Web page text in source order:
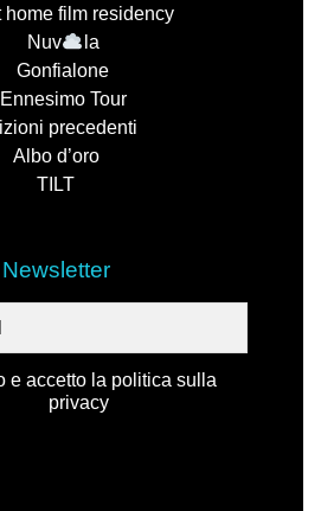
home film residency
Nuv
la
Gonfialone
Ennesimo Tour
precedenti
Albo d’oro
TILT
Newsletter
e accetto la politica sulla
privacy